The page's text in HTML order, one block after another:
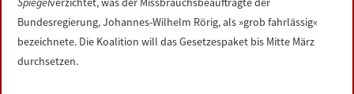
Bundesregierung, Johannes-Wilhelm Rörig, als »grob fahrlässig«
bezeichnete. Die Koalition will das Gesetzespaket bis Mitte März
durchsetzen.